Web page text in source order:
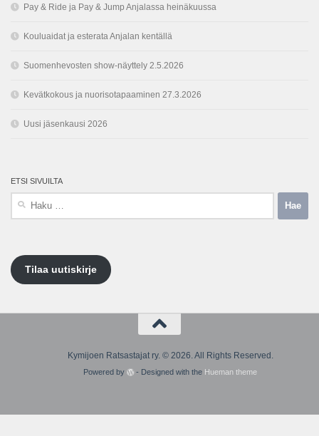
Pay & Ride ja Pay & Jump Anjalassa heinäkuussa
Kouluaidat ja esterata Anjalan kentällä
Suomenhevosten show-näyttely 2.5.2026
Kevätkokous ja nuorisotapaaminen 27.3.2026
Uusi jäsenkausi 2026
ETSI SIVUILTA
Tilaa uutiskirje
Kymijoen Ratsastajat ry. © 2026. All Rights Reserved.
Powered by - Designed with the Hueman theme